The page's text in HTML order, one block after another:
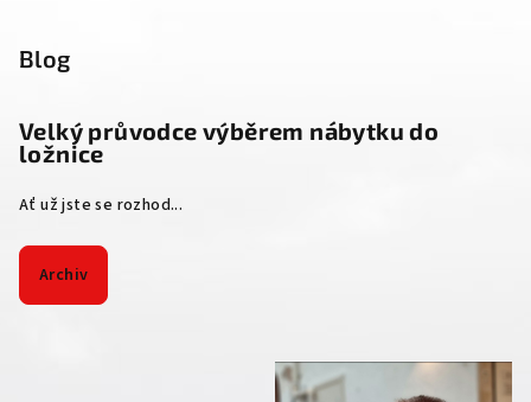
Blog
Velký průvodce výběrem nábytku do
ložnice
Ať už jste se rozhod...
Archiv